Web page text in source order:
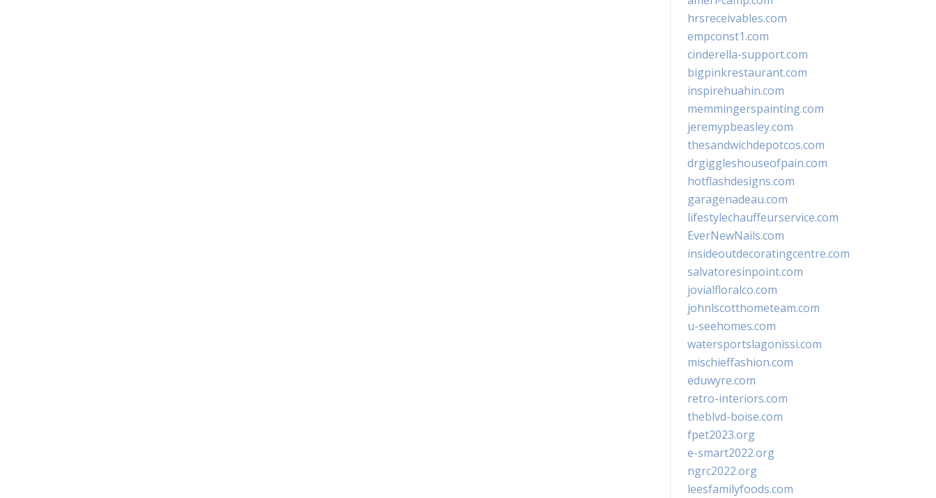
hrsreceivables.com
empconst1.com
cinderella-support.com
bigpinkrestaurant.com
inspirehuahin.com
memmingerspainting.com
jeremypbeasley.com
thesandwichdepotcos.com
drgiggleshouseofpain.com
hotflashdesigns.com
garagenadeau.com
lifestylechauffeurservice.com
EverNewNails.com
insideoutdecoratingcentre.com
salvatoresinpoint.com
jovialfloralco.com
johnlscotthometeam.com
u-seehomes.com
watersportslagonissi.com
mischieffashion.com
eduwyre.com
retro-interiors.com
theblvd-boise.com
fpet2023.org
e-smart2022.org
ngrc2022.org
leesfamilyfoods.com